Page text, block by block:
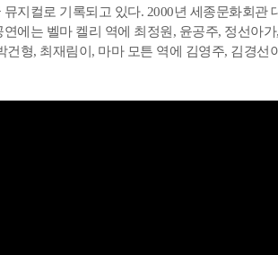
지컬로 기록되고 있다. 2000년 세종문화회관
에는 벨마 켈리 역에 최정원, 윤공주, 정선아
건형, 최재림이, 마마 모튼 역에 김영주, 김경선